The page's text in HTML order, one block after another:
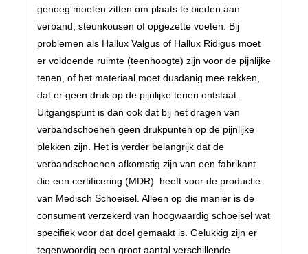
genoeg moeten zitten om plaats te bieden aan
verband, steunkousen of opgezette voeten. Bij
problemen als Hallux Valgus of Hallux Ridigus moet
er voldoende ruimte (teenhoogte) zijn voor de pijnlijke
tenen, of het materiaal moet dusdanig mee rekken,
dat er geen druk op de pijnlijke tenen ontstaat.
Uitgangspunt is dan ook dat bij het dragen van
verbandschoenen geen drukpunten op de pijnlijke
plekken zijn. Het is verder belangrijk dat de
verbandschoenen afkomstig zijn van een fabrikant
die een certificering (MDR) heeft voor de productie
van Medisch Schoeisel. Alleen op die manier is de
consument verzekerd van hoogwaardig schoeisel wat
specifiek voor dat doel gemaakt is. Gelukkig zijn er
tegenwoordig een groot aantal verschillende